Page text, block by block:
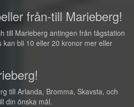
från-till Marieberg!
till Marieberg antingen från tågstation
bli 10 eller 20 kronor mer eller
till Arlanda, Bromma, Skavsta, och
din önska mål.